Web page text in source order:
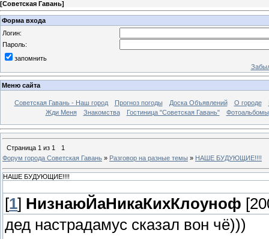
[Советская Гавань]
Форма входа
Логин:
Пароль:
запомнить
Меню сайта
Советская Гавань - Наш город Прогноз погоды Доска Объявлений О городе
Жди Меня
Знакомства Гостиница "Советская Гавань" Фотоальбомы
Страница 1 из 1
1
Форум города Советская Гавань » Разговор на разные темы » НАШЕ БУДУЮЩИЕ!!!!
НАШЕ БУДУЮЩИЕ!!!!
[1] НизнаюЙаНикаКихКлоуноф
дед настрадамус сказал вон чё)))